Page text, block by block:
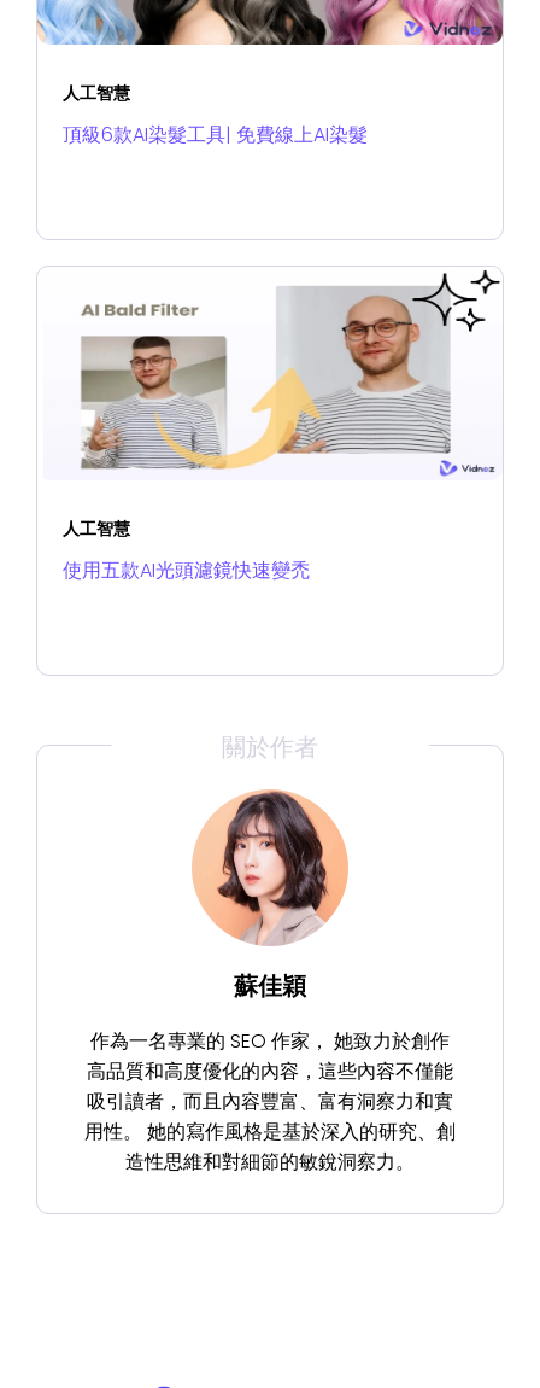
人工智慧
頂級6款AI染髮工具| 免費線上AI染髮
人工智慧
使用五款AI光頭濾鏡快速變禿
關於作者
蘇佳穎
作為一名專業的 SEO 作家， 她致力於創作
高品質和高度優化的內容，這些內容不僅能
吸引讀者，而且內容豐富、富有洞察力和實
用性。 她的寫作風格是基於深入的研究、創
造性思維和對細節的敏銳洞察力。